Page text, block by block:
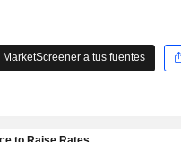
a tus fuentes